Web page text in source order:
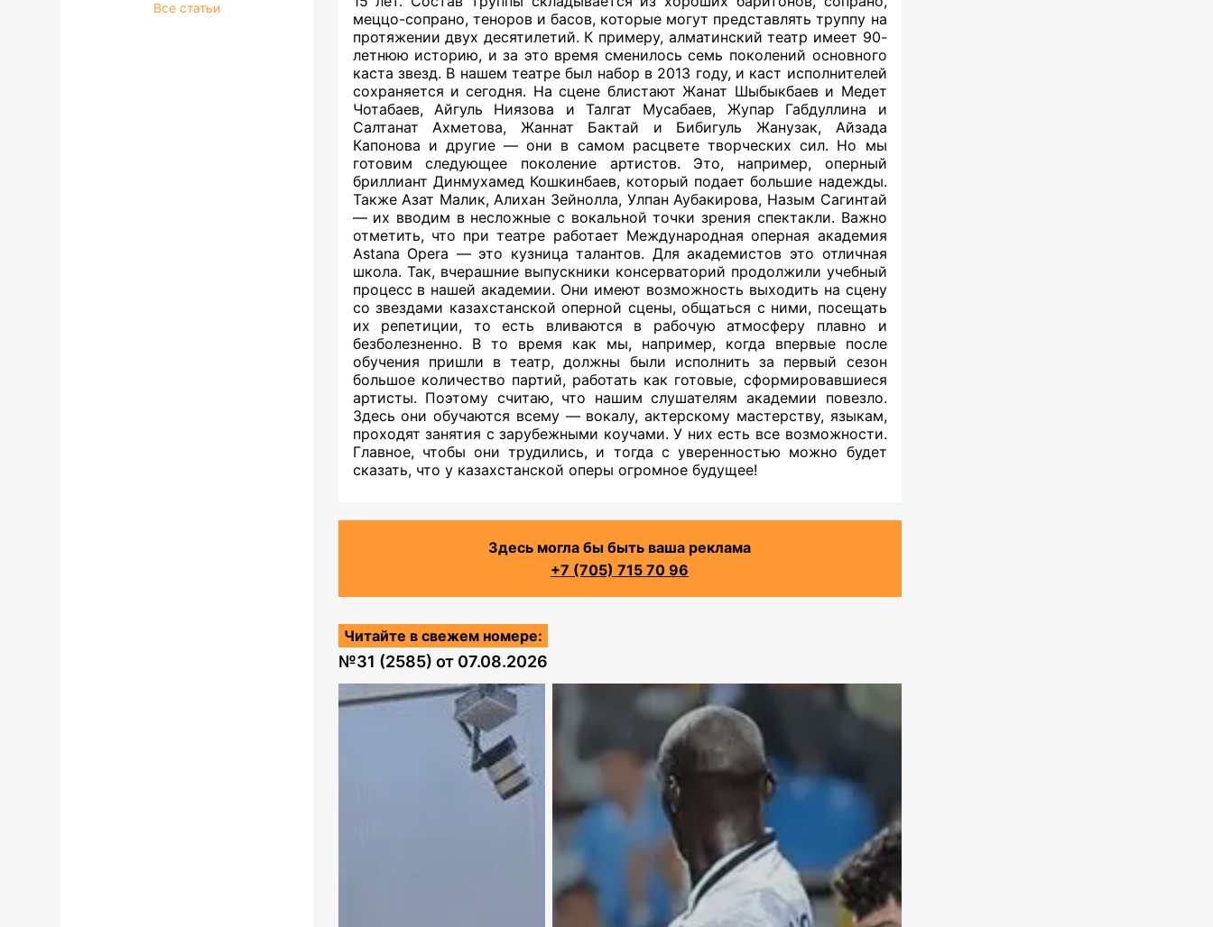
Все статьи
меццо-сопрано, теноров и басов, которые могут представлять труппу на
протяжении двух десятилетий. К примеру, алматинский театр имеет 90-
летнюю историю, и за это время сменилось семь поколений основного
каста звезд. В нашем театре был набор в 2013 году, и каст исполнителей
сохраняется и сегодня. На сцене блистают Жанат Шыбыкбаев и Медет
Чотабаев, Айгуль Ниязова и Талгат Мусабаев, Жупар Габдуллина и
Салтанат Ахметова, Жаннат Бактай и Бибигуль Жанузак, Айзада
Капонова и другие — они в самом расцвете творческих сил. Но мы
готовим следующее поколение артистов. Это, например, оперный
бриллиант Динмухамед Кошкинбаев, который подает большие надежды.
Также Азат Малик, Алихан Зейнолла, Улпан Аубакирова, Назым Сагинтай
— их вводим в несложные с вокальной точки зрения спектакли. Важно
отметить, что при театре работает Международная оперная академия
Astana Opera — это кузница талантов. Для академистов это отличная
школа. Так, вчерашние выпускники консерваторий продолжили учебный
процесс в нашей академии. Они имеют возможность выходить на сцену
со звездами казахстанской оперной сцены, общаться с ними, посещать
их репетиции, то есть вливаются в рабочую атмосферу плавно и
безболезненно. В то время как мы, например, когда впервые после
обучения пришли в театр, должны были исполнить за первый сезон
большое количество партий, работать как готовые, сформировавшиеся
артисты. Поэтому считаю, что нашим слушателям академии повезло.
Здесь они обучаются всему — вокалу, актерскому мастерству, языкам,
проходят занятия с зарубежными коучами. У них есть все возможности.
Главное, чтобы они трудились, и тогда с уверенностью можно будет
сказать, что у казахстанской оперы огромное будущее!
Здесь могла бы быть ваша реклама
+7 (705) 715 70 96
Читайте в свежем номере:
№31 (2585) от 07.08.2026